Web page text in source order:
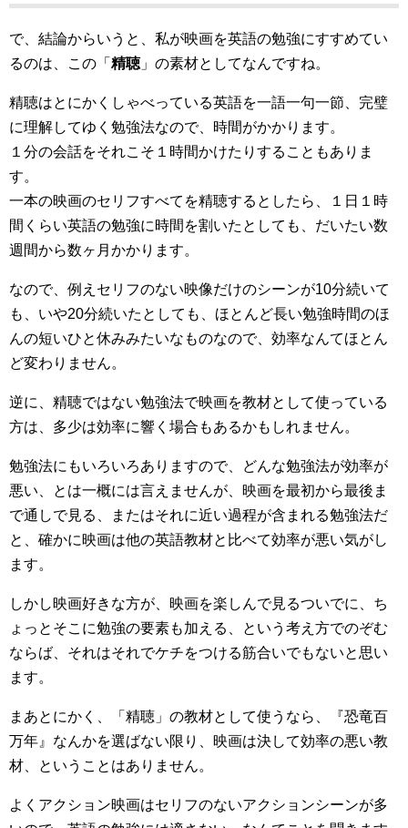
で、結論からいうと、私が映画を英語の勉強にすすめてい
るのは、この「 精聴」の素材としてなんですね。
精聴はとにかくしゃべっている英語を一語一句一節、完璧
に理解してゆく勉強法なので、時間がかかります。
１分の会話をそれこそ１時間かけたりすることもありま
す。
一本の映画のセリフすべてを精聴するとしたら、１日１時
間くらい英語の勉強に時間を割いたとしても、だいたい数
週間から数ヶ月かかります。
なので、例えセリフのない映像だけのシーンが10分続いて
も、いや20分続いたとしても、ほとんど長い勉強時間のほ
んの短いひと休みみたいなものなので、効率なんてほとん
ど変わりません。
逆に、精聴ではない勉強法で映画を教材として使っている
方は、多少は効率に響く場合もあるかもしれません。
勉強法にもいろいろありますので、どんな勉強法が効率が
悪い、とは一概には言えませんが、映画を最初から最後ま
で通しで見る、またはそれに近い過程が含まれる勉強法だ
と、確かに映画は他の英語教材と比べて効率が悪い気がし
ます。
しかし映画好きな方が、映画を楽しんで見るついでに、ち
ょっとそこに勉強の要素も加える、という考え方でのぞむ
ならば、それはそれでケチをつける筋合いでもないと思い
ます。
まあとにかく、「精聴」の教材として使うなら、『恐竜百
万年』なんかを選ばない限り、映画は決して効率の悪い教
材、ということはありません。
よくアクション映画はセリフのないアクションシーンが多